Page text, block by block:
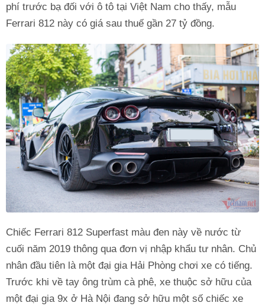
phí trước bạ đối với ô tô tại Việt Nam cho thấy, mẫu
Ferrari 812 này có giá sau thuế gần 27 tỷ đồng.
Chiếc Ferrari 812 Superfast màu đen này về nước từ
cuối năm 2019 thông qua đơn vị nhập khẩu tư nhân. Chủ
nhân đầu tiên là một đại gia Hải Phòng chơi xe có tiếng.
Trước khi về tay ông trùm cà phê, xe thuộc sở hữu của
một đại gia 9x ở Hà Nội đang sở hữu một số chiếc xe